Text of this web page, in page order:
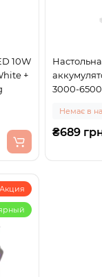
10W
+
3000-
Немає в
₴689
Акция